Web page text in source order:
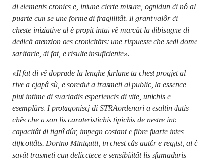
di elements cronics e, intune cierte misure, ognidun di nô al
puarte cun se une forme di fragjilitât. Il grant valôr di
cheste iniziative al è propit intal vê marcât la dibisugne di
dedicâ atenzion aes cronicitâts: une rispueste che sedi dome
sanitarie, di fat, e risulte insuficiente».
«Il fat di vê doprade la lenghe furlane ta chest progjet al
rive a cjapâ sù, e soredut a trasmeti al public, la essence
plui intime di svariadis esperiencis di vite, unichis e
esemplârs. I protagoniscj di STRAordenari a esaltin dutis
chês che a son lis carateristichis tipichis de nestre int:
capacitât di tignî dûr, impegn costant e fibre fuarte intes
dificoltâts. Dorino Minigutti, in chest câs autôr e regjist, al à
savût trasmeti cun delicatece e sensibilitât lis sfumaduris